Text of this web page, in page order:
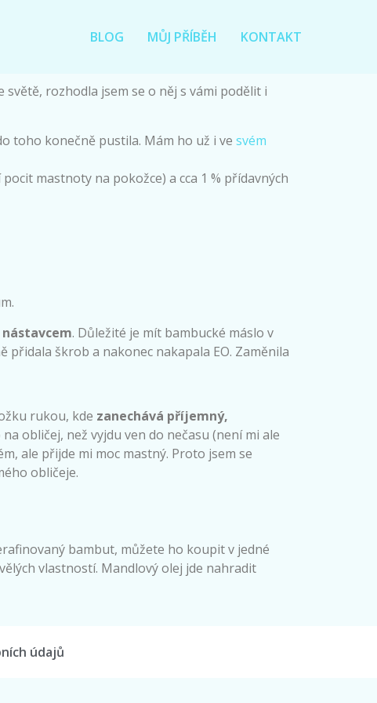
BLOG MŮJ PŘÍBĚH KONTAKT
světě, rozhodla jsem se o něj s vámi podělit i
toho konečně pustila. Mám ho už i ve svém
mastnoty na pokožce) a cca 1 % přídavných
. Důležité je mít bambucké máslo v
škrob a nakonec nakapala EO. Zaměnila
rukou, kde zanechává příjemný,
obličej, než vyjdu ven do nečasu (není mi ale
ale přijde mi moc mastný. Proto jsem se
obličeje.
bambut, můžete ho koupit v jedné
vlastností. Mandlový olej jde nahradit
údajů